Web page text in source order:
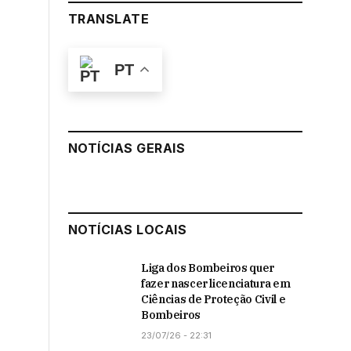
TRANSLATE
PT
NOTÍCIAS GERAIS
NOTÍCIAS LOCAIS
Liga dos Bombeiros quer
fazer nascer licenciatura em
Ciências de Proteção Civil e
Bombeiros
23/07/26 - 22:31